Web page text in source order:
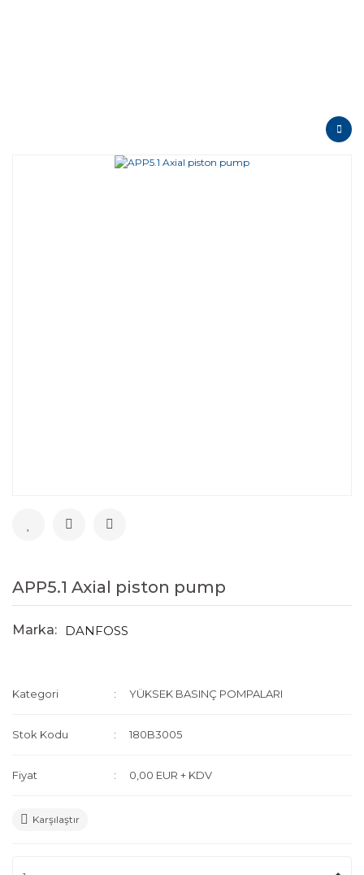
APP5.1 Axial piston pump
Marka: DANFOSS
Kategori YÜKSEK BASINÇ POMPALARI
Stok Kodu 180B3005
Fiyat 0,00 EUR + KDV
Karşılaştır